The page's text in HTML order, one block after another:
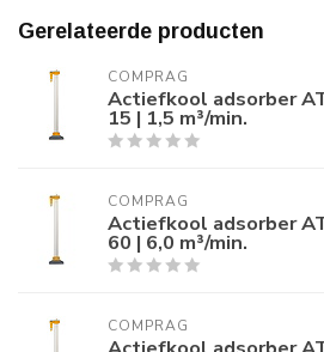
Gerelateerde producten
COMPRAG
Actiefkool adsorber
15 | 1,5 m³/min.
COMPRAG
Actiefkool adsorber
60 | 6,0 m³/min.
COMPRAG